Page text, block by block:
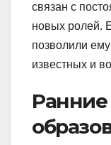
связан с
новых ролей.
позволили
известных и